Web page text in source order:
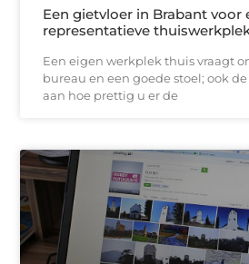
Een gietvloer in Brabant voor
representatieve
Een eigen werkplek thuis vraagt
bureau en een goede stoel; ook
aan hoe prettig u er de